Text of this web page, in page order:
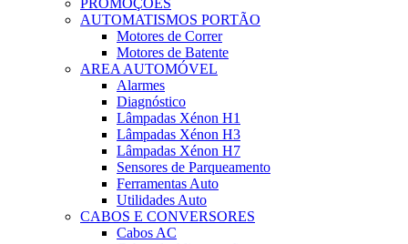
AUTOMATISMOS PORTÃO
Motores de Correr
Motores de Batente
AREA AUTOMÓVEL
Alarmes
Diagnóstico
Lâmpadas Xénon H1
Lâmpadas Xénon H3
Lâmpadas Xénon H7
Sensores de Parqueamento
Ferramentas Auto
Utilidades Auto
CABOS E CONVERSORES
Cabos AC